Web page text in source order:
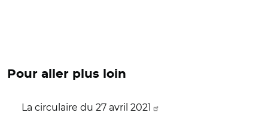
Pour aller plus loin
La circulaire du 27 avril 2021